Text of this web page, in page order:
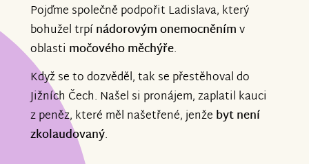
Pojďme společně podpořit Ladislava, který
bohužel trpínádorovým onemocněnímv
oblasti močového měchýře.
Když se to dozvěděl, tak se přestěhoval do
Jižních Čech. Našel si pronájem, zaplatil kauci
z peněz, které měl našetřené, jenže byt není
zkolaudovaný.